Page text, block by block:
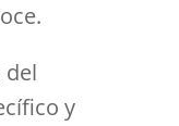
del
y